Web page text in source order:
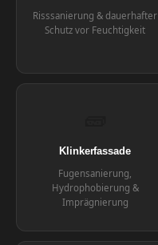
Risssanierung & dauerhafter
Schutz vor Feuchtigkeit
Klinkerfassade
Fugensanierung,
Hydrophobierung &
Imprägnierung